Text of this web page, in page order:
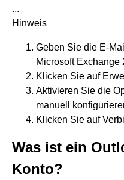
...
Hinweis
Geben Sie die E-
Microsoft Exchange
Klicken Sie auf
Aktivieren Sie die
manuell
Klicken Sie auf
Was ist ein
Konto?